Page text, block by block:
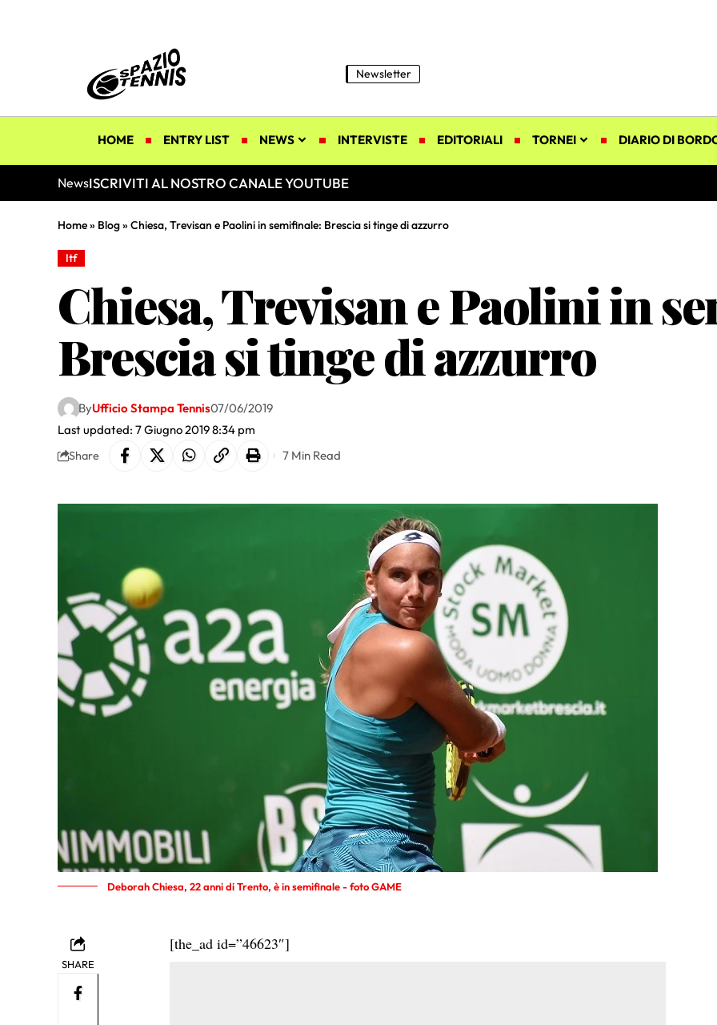
Newsletter
HOME ENTRY LIST NEWS INTERVISTE EDITORIALI TORNEI DIARIO DI
NewsISCRIVITI AL NOSTRO CANALE YOUTUBE
Home» Blog» Chiesa, Trevisan e Paolini in semifinale: Brescia si tinge di azzurro
Itf
Chiesa, Trevisan e Paolini in
Brescia si tinge di azzurro
Last updated: 7 Giugno 2019 8:34 pm
ByUfficio Stampa Tennis07/06/2019
Share 7 Min Read
Deborah Chiesa, 22 anni di Trento, è in semifinale - foto GAME
SHARE
[the_ad id=”46623″]